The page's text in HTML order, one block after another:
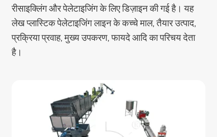
रीसाइक्लिंग और पेलेटाइजिंग के लिए डिज़ाइन की गई है। यह
लेख प्लास्टिक पेलेटाइजिंग लाइन के कच्चे माल, तैयार उत्पाद,
प्रक्रिया प्रवाह, मुख्य उपकरण, फायदे आदि का परिचय देता
है।